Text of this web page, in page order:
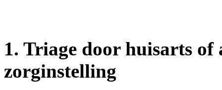
1. Triage door huisarts of
zorginstelling